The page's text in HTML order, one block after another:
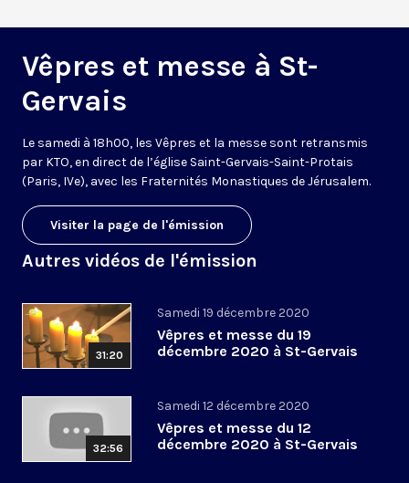
Vêpres et messe à St-
Gervais
Le samedi à 18h00, les Vêpres et la messe sont retransmis
par KTO, en direct de l’église Saint-Gervais-Saint-Protais
(Paris, IVe), avec les Fraternités Monastiques de Jérusalem.
Visiter la page de l'émission
Autres vidéos de l'émission
31:20
Samedi 19 décembre 2020
Vêpres et messe du 19
décembre 2020 à St-Gervais
32:56
Samedi 12 décembre 2020
Vêpres et messe du 12
décembre 2020 à St-Gervais